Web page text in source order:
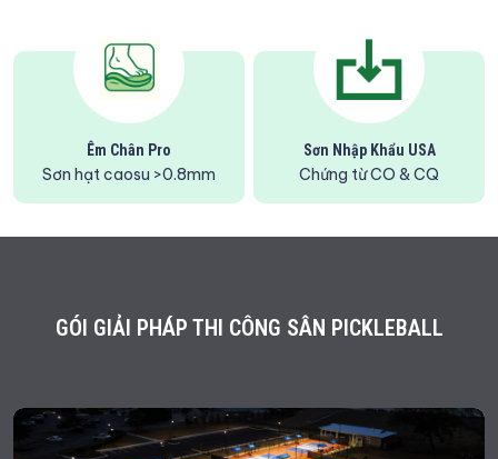
Êm Chân Pro
Sơn hạt caosu >0.8mm
Sơn Nhập Khẩu USA
Chứng từ CO & CQ
GÓI GIẢI PHÁP THI CÔNG SÂN PICKLEBALL